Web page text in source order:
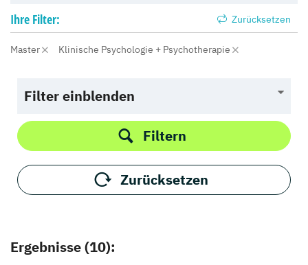
Ihre Filter: Zurücksetzen
Master Klinische Psychologie + Psychotherapie
Filter einblenden
Filtern
Zurücksetzen
Ergebnisse (10):